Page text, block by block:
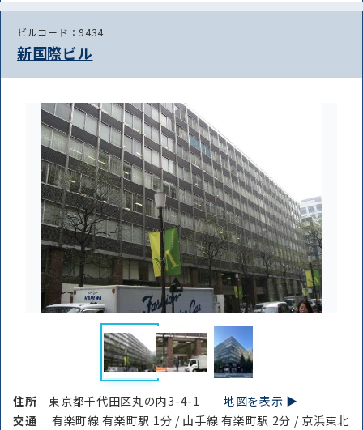
ビルコード：9434
新国際ビル
住所東京都千代田区丸の内3-4-1地図を表示 ▶︎
交通
有楽町線 有楽町駅 1分 / 山手線 有楽町駅 2分 / 京浜東北